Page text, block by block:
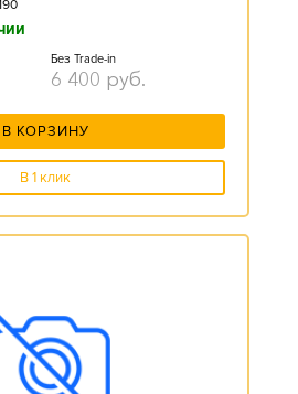
Без Trade-in
6 400 руб.
В КОРЗИНУ
В 1 клик